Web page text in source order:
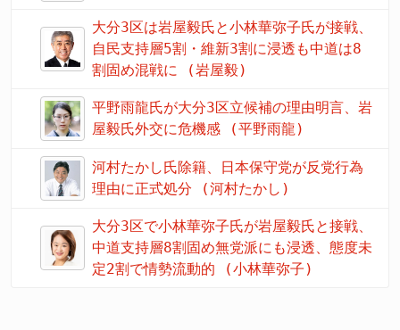
大分3区は岩屋毅氏と小林華弥子氏が接戦、
自民支持層5割・維新3割に浸透も中道は8
割固め混戦に (岩屋毅)
平野雨龍氏が大分3区立候補の理由明言、岩
屋毅氏外交に危機感 (平野雨龍)
河村たかし氏除籍、日本保守党が反党行為
理由に正式処分 (河村たかし)
大分3区で小林華弥子氏が岩屋毅氏と接戦、
中道支持層8割固め無党派にも浸透、態度未
定2割で情勢流動的 (小林華弥子)